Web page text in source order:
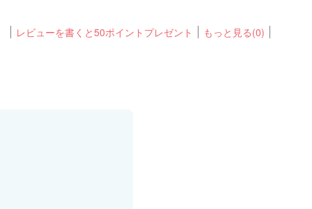
レビューを書くと50ポイントプレゼント もっと見る(0)